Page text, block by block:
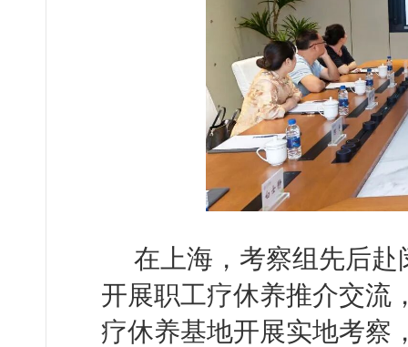
在上海，考察组先后
开展职工疗休养推介交流
疗休养基地开展实地考察